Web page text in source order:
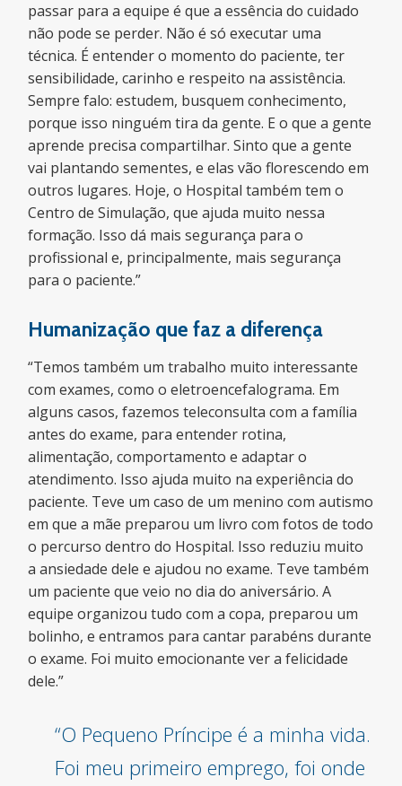
passar para a equipe é que a essência do cuidado
não pode se perder. Não é só executar uma
técnica. É entender o momento do paciente, ter
sensibilidade, carinho e respeito na assistência.
Sempre falo: estudem, busquem conhecimento,
porque isso ninguém tira da gente. E o que a gente
aprende precisa compartilhar. Sinto que a gente
vai plantando sementes, e elas vão florescendo em
outros lugares. Hoje, o Hospital também tem o
Centro de Simulação, que ajuda muito nessa
formação. Isso dá mais segurança para o
profissional e, principalmente, mais segurança
para o paciente.”
Humanização que faz a diferença
“Temos também um trabalho muito interessante
com exames, como o eletroencefalograma. Em
alguns casos, fazemos teleconsulta com a família
antes do exame, para entender rotina,
alimentação, comportamento e adaptar o
atendimento. Isso ajuda muito na experiência do
paciente. Teve um caso de um menino com autismo
em que a mãe preparou um livro com fotos de todo
o percurso dentro do Hospital. Isso reduziu muito
a ansiedade dele e ajudou no exame. Teve também
um paciente que veio no dia do aniversário. A
equipe organizou tudo com a copa, preparou um
bolinho, e entramos para cantar parabéns durante
o exame. Foi muito emocionante ver a felicidade
dele.”
“O Pequeno Príncipe é a minha vida.
Foi meu primeiro emprego, foi onde